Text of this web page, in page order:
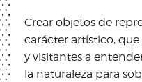
Crear objetos de
carácter artístico,
y visitantes a
la naturaleza para